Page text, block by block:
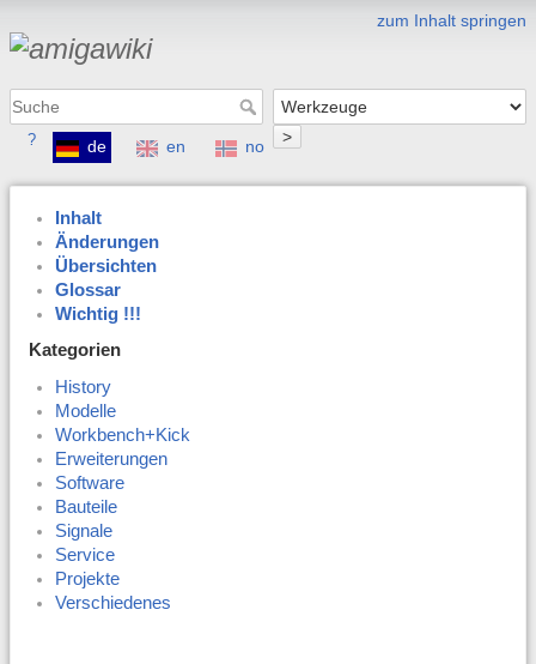
zum Inhalt springen
>
? de en no
Inhalt
Änderungen
Übersichten
Glossar
Wichtig !!!
Kategorien
History
Modelle
Workbench+Kick
Erweiterungen
Software
Bauteile
Signale
Service
Projekte
Verschiedenes